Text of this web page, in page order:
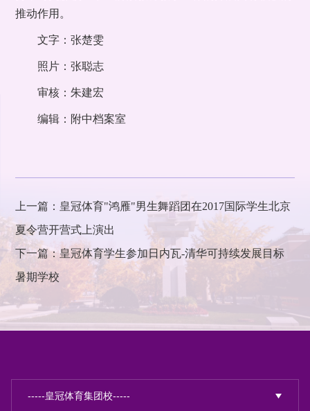
推动作用。
文字：张楚雯
照片：张聪志
审核：朱建宏
编辑：附中档案室
上一篇：皇冠体育"鸿雁"男生舞蹈团在2017国际学生北京
夏令营开营式上演出
下一篇：皇冠体育学生参加日内瓦-清华可持续发展目标
暑期学校